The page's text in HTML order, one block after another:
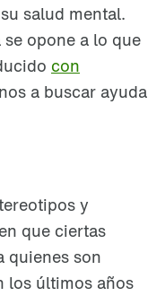
salud mental.
opone a lo que
con
a buscar ayuda
y
que ciertas
quienes son
los últimos años